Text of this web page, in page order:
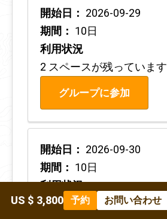
開始日： 2026-09-29
期間： 10日
利用状況
2 スペースが残っています
グループに参加
開始日： 2026-09-30
期間： 10日
利用状況
2 スペースが残っています
US $ 3,800 予約 お問い合わせ